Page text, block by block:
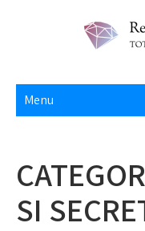
REZUMAT
Menu
SI